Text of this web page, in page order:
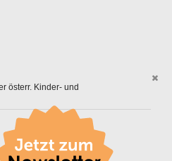
österr. Kinder- und